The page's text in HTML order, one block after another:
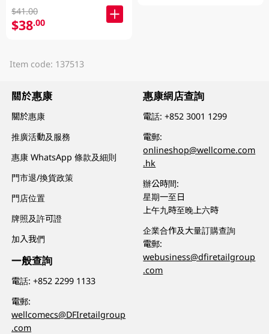
$41.00
$38.00
Item code: 137513
關於惠康
關於惠康
推廣活動及服務
惠康 WhatsApp 條款及細則
門市退/換貨政策
門店位置
牌照及許可證
加入我們
一般查詢
電話:+852 2299 1133
電郵:
wellcomecs@DFIretailgroup
.com
惠康網店查詢
電話:+852 3001 1299
電郵:
onlineshop@wellcome.com
.hk
辦公時間:
星期一至日
上午九時至晚上六時
企業合作及大量訂購查詢
電郵:
webusiness@dfiretailgroup
.com